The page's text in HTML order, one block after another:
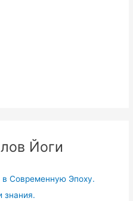
Йоги
Современную Эпоху.
знания.